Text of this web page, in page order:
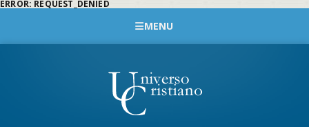
ERROR: REQUEST_DENIED
MENU